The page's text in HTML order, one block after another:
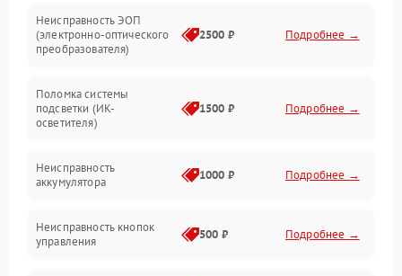
Неисправность управления
Оптика
Неисправность ЭОП
(электронно-оптического
преобразователя)
2500 ₽ Подробнее →
Поломка системы
подсветки (ИК-
осветителя)
1500 ₽ Подробнее →
Неисправность
аккумулятора
1000 ₽ Подробнее →
Неисправность кнопок
управления
500 ₽ Подробнее →